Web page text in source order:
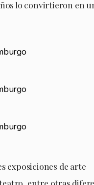
lo convirtieron en
exposiciones de arte